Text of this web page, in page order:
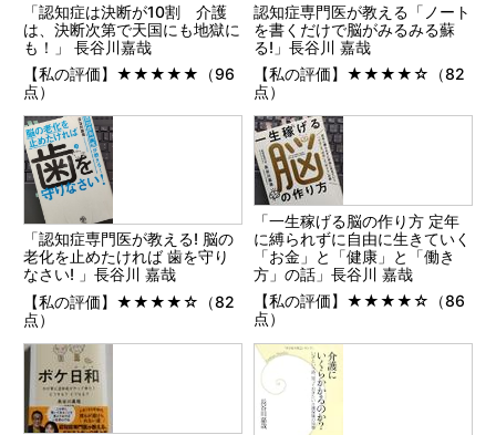
「認知症は決断が10割 介護
は、決断次第で天国にも地獄に
も！」 長谷川嘉哉
【私の評価】★★★★★（96
点）
認知症専門医が教える「ノート
を書くだけで脳がみるみる蘇
る!」長谷川 嘉哉
【私の評価】★★★★☆（82
点）
「認知症専門医が教える! 脳の
老化を止めたければ 歯を守り
なさい! 」長谷川 嘉哉
【私の評価】★★★★☆（82
点）
「一生稼げる脳の作り方 定年
に縛られずに自由に生きていく
「お金」と「健康」と「働き
方」の話」長谷川 嘉哉
【私の評価】★★★★☆（86
点）